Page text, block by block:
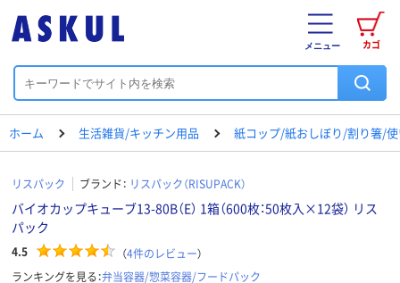
カゴ
メニュー
ホーム 生活雑貨/キッチン用品 紙コップ/紙おしぼり/割り箸/
リスパック ブランド： リスパック（RISUPACK）
バイオカップキューブ13-80B（E） 1箱（600枚：50枚入×12袋） リス
パック
4.5 （4件のレビュー）
ランキングを見る：弁当容器/惣菜容器/フードパック